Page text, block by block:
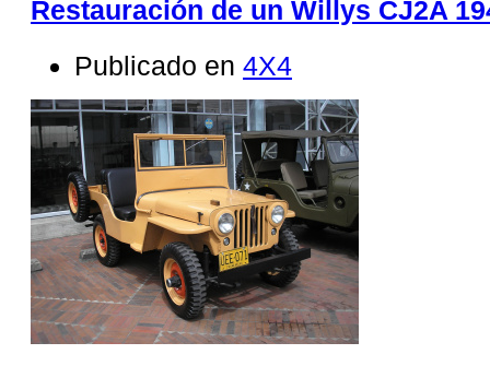
Restauración de un Willys CJ2A
Publicado en 4X4